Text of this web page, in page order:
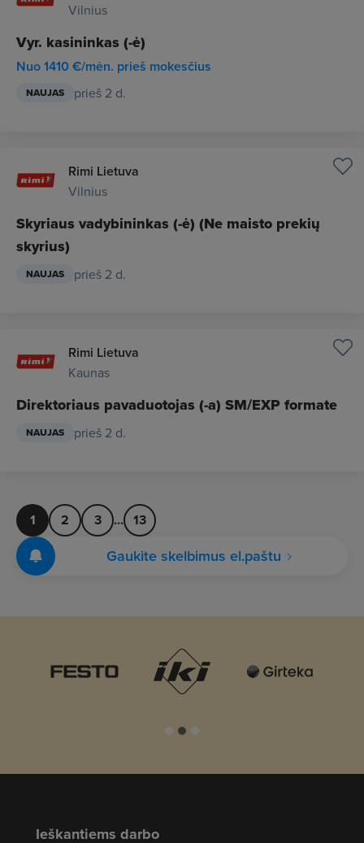
Vilnius
Vyr. kasininkas (-ė)
Nuo 1410 €/mėn. prieš mokesčius
NAUJAS prieš 2 d.
Rimi Lietuva
Vilnius
Skyriaus vadybininkas (-ė) (Ne maisto prekių
skyrius)
NAUJAS prieš 2 d.
Rimi Lietuva
Kaunas
Direktoriaus pavaduotojas (-a) SM/EXP formate
NAUJAS prieš 2 d.
1 2 3 ... 13
Gaukite skelbimus el.paštu
Ieškantiems darbo